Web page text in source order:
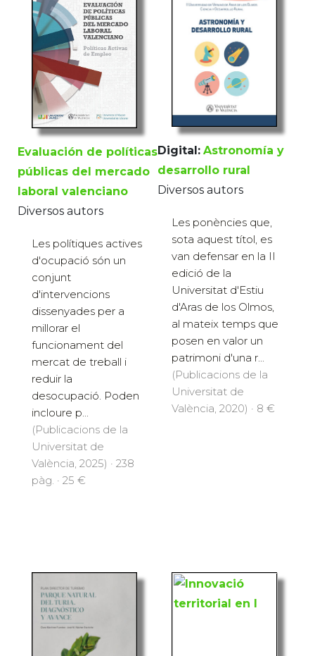
Evaluación de políticas
públicas del mercado
laboral valenciano
Diversos autors
Les polítiques actives
d'ocupació són un
conjunt
d'intervencions
dissenyades per a
millorar el
funcionament del
mercat de treball i
reduir la
desocupació. Poden
incloure p...
(Publicacions de la
Universitat de
València, 2025) · 238
pàg. · 25 €
Digital: Astronomía y
desarrollo rural
Diversos autors
Les ponències que,
sota aquest títol, es
van defensar en la II
edició de la
Universitat d'Estiu
d'Aras de los Olmos,
al mateix temps que
posen en valor un
patrimoni d'una r...
(Publicacions de la
Universitat de
València, 2020) · 8 €